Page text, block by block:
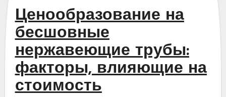
Ценообразование на
бесшовные
нержавеющие трубы:
факторы, влияющие на
стоимость